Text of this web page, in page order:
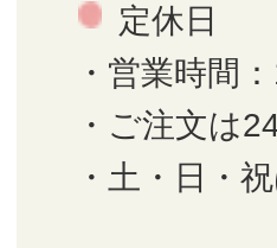
定休日
・営業時間
・ご注文は
・土・日・